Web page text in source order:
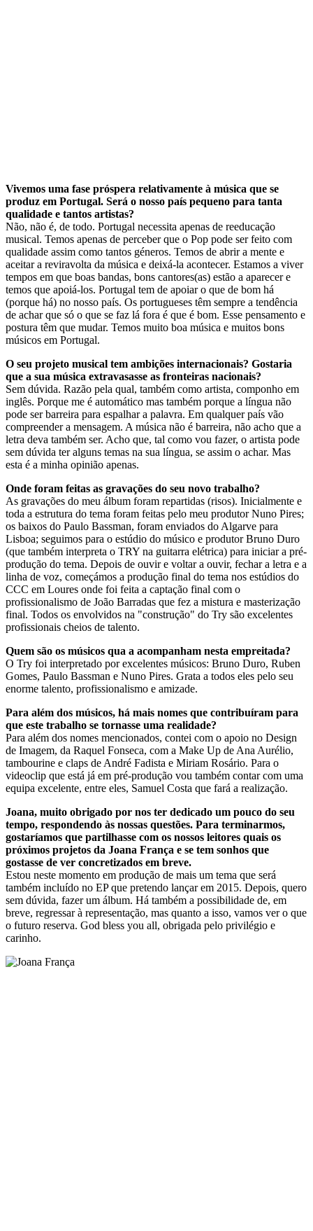
Vivemos uma fase próspera relativamente à música que se
produz em Portugal. Será o nosso país pequeno para tanta
qualidade e tantos artistas?
Não, não é, de todo. Portugal necessita apenas de reeducação
musical. Temos apenas de perceber que o Pop pode ser feito com
qualidade assim como tantos géneros. Temos de abrir a mente e
aceitar a reviravolta da música e deixá-la acontecer. Estamos a viver
tempos em que boas bandas, bons cantores(as) estão a aparecer e
temos que apoiá-los. Portugal tem de apoiar o que de bom há
(porque há) no nosso país. Os portugueses têm sempre a tendência
de achar que só o que se faz lá fora é que é bom. Esse pensamento e
postura têm que mudar. Temos muito boa música e muitos bons
músicos em Portugal.
O seu projeto musical tem ambições internacionais? Gostaria
que a sua música extravasasse as fronteiras nacionais?
Sem dúvida. Razão pela qual, também como artista, componho em
inglês. Porque me é automático mas também porque a língua não
pode ser barreira para espalhar a palavra. Em qualquer país vão
compreender a mensagem. A música não é barreira, não acho que a
letra deva também ser. Acho que, tal como vou fazer, o artista pode
sem dúvida ter alguns temas na sua língua, se assim o achar. Mas
esta é a minha opinião apenas.
Onde foram feitas as gravações do seu novo trabalho?
As gravações do meu álbum foram repartidas (risos). Inicialmente e
toda a estrutura do tema foram feitas pelo meu produtor Nuno Pires;
os baixos do Paulo Bassman, foram enviados do Algarve para
Lisboa; seguimos para o estúdio do músico e produtor Bruno Duro
(que também interpreta o TRY na guitarra elétrica) para iniciar a pré-
produção do tema. Depois de ouvir e voltar a ouvir, fechar a letra e a
linha de voz, começámos a produção final do tema nos estúdios do
CCC em Loures onde foi feita a captação final com o
profissionalismo de João Barradas que fez a mistura e masterização
final. Todos os envolvidos na "construção" do Try são excelentes
profissionais cheios de talento.
Quem são os músicos qua a acompanham nesta empreitada?
O Try foi interpretado por excelentes músicos: Bruno Duro, Ruben
Gomes, Paulo Bassman e Nuno Pires. Grata a todos eles pelo seu
enorme talento, profissionalismo e amizade.
Para além dos músicos, há mais nomes que contribuíram para
que este trabalho se tornasse uma realidade?
Para além dos nomes mencionados, contei com o apoio no Design
de Imagem, da Raquel Fonseca, com a Make Up de Ana Aurélio,
tambourine e claps de André Fadista e Miriam Rosário. Para o
videoclip que está já em pré-produção vou também contar com uma
equipa excelente, entre eles, Samuel Costa que fará a realização.
Joana, muito obrigado por nos ter dedicado um pouco do seu
tempo, respondendo às nossas questões. Para terminarmos,
gostaríamos que partilhasse com os nossos leitores quais os
próximos projetos da Joana França e se tem sonhos que
gostasse de ver concretizados em breve.
Estou neste momento em produção de mais um tema que será
também incluído no EP que pretendo lançar em 2015. Depois, quero
sem dúvida, fazer um álbum. Há também a possibilidade de, em
breve, regressar à representação, mas quanto a isso, vamos ver o que
o futuro reserva. God bless you all, obrigada pelo privilégio e
carinho.